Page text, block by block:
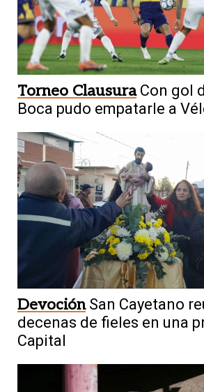
Torneo Clausura Con gol
Boca pudo empatarle a
Devoción San Cayetano
decenas de fieles en una
Capital